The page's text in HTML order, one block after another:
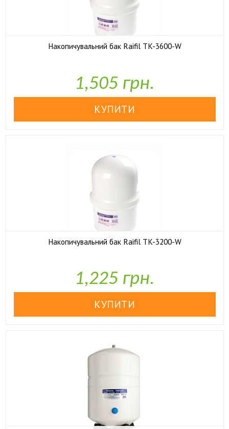
Накопичувальний бак Raifil TK-3600-W
1,505 грн.
Накопичувальний бак Raifil TK-3200-W
1,225 грн.